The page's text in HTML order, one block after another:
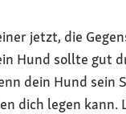
jetzt, die
Hund sollte gut
dein Hund
dich legen